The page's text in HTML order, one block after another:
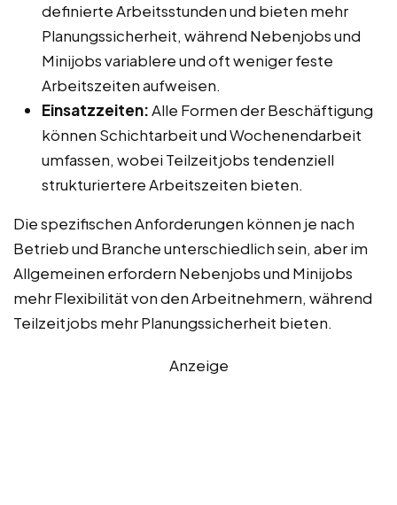
definierte Arbeitsstunden und bieten mehr
Planungssicherheit, während Nebenjobs und
Minijobs variablere und oft weniger feste
Arbeitszeiten aufweisen.
Einsatzzeiten:Alle Formen der Beschäftigung
können Schichtarbeit und Wochenendarbeit
umfassen, wobei Teilzeitjobs tendenziell
strukturiertere Arbeitszeiten bieten.
Die spezifischen Anforderungen können je nach
Betrieb und Branche unterschiedlich sein, aber im
Allgemeinen erfordern Nebenjobs und Minijobs
mehr Flexibilität von den Arbeitnehmern, während
Teilzeitjobs mehr Planungssicherheit bieten.
Anzeige